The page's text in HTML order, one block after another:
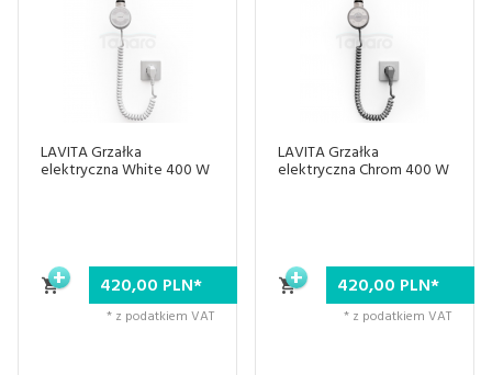
LAVITA Grzałka
elektryczna White 400 W
420,00 PLN*
* z podatkiem VAT
LAVITA Grzałka
elektryczna Chrom 400 W
420,00 PLN*
* z podatkiem VAT